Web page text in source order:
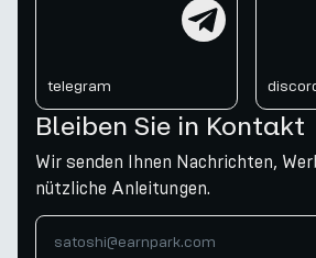
telegram
Bleiben Sie in Kontakt
Wir senden Ihnen Nachrichten,
nützliche Anleitungen.